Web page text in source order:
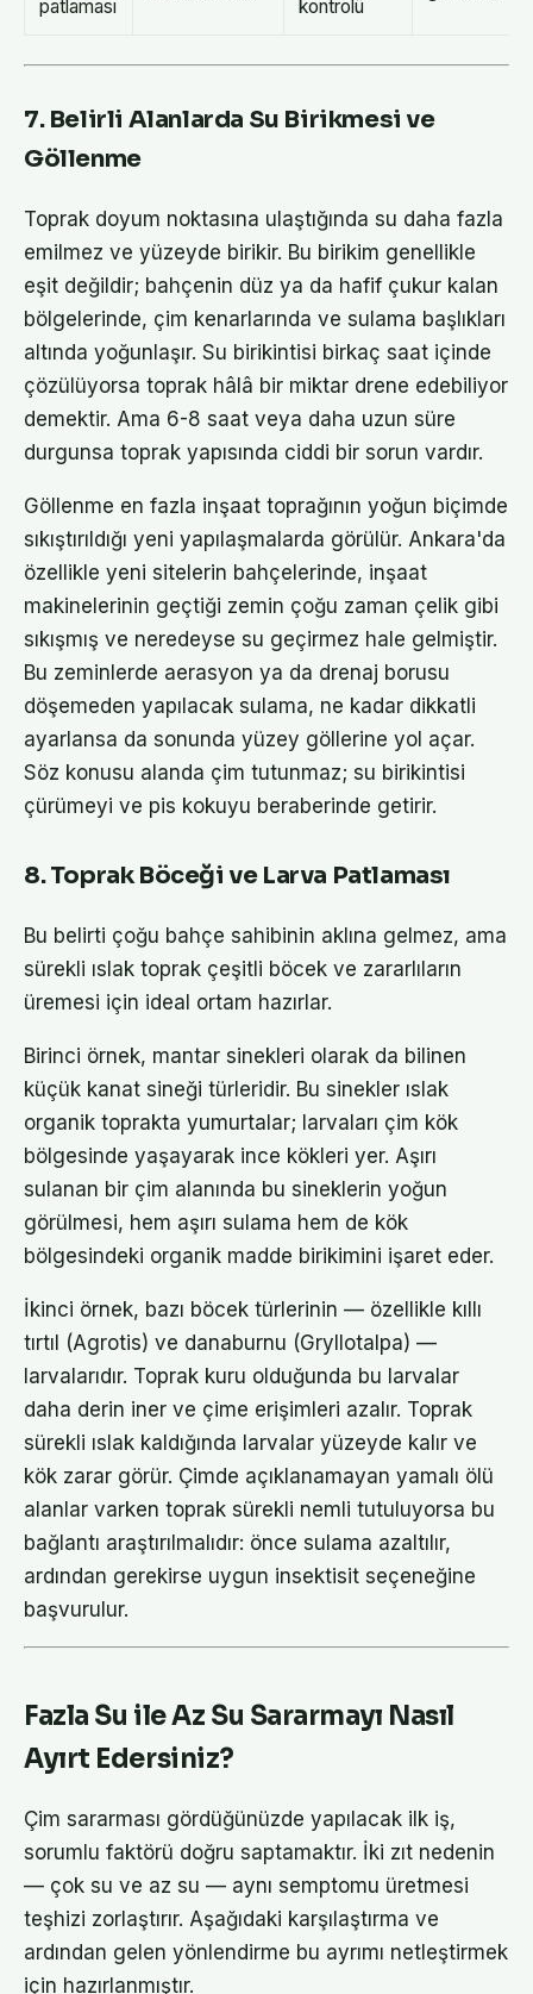
patlaması
kontrolü
7. Belirli Alanlarda Su Birikmesi ve
Göllenme
Toprak doyum noktasına ulaştığında su daha fazla
emilmez ve yüzeyde birikir. Bu birikim genellikle
eşit değildir; bahçenin düz ya da hafif çukur kalan
bölgelerinde, çim kenarlarında ve sulama başlıkları
altında yoğunlaşır. Su birikintisi birkaç saat içinde
çözülüyorsa toprak hâlâ bir miktar drene edebiliyor
demektir. Ama 6-8 saat veya daha uzun süre
durgunsa toprak yapısında ciddi bir sorun vardır.
Göllenme en fazla inşaat toprağının yoğun biçimde
sıkıştırıldığı yeni yapılaşmalarda görülür. Ankara'da
özellikle yeni sitelerin bahçelerinde, inşaat
makinelerinin geçtiği zemin çoğu zaman çelik gibi
sıkışmış ve neredeyse su geçirmez hale gelmiştir.
Bu zeminlerde aerasyon ya da drenaj borusu
döşemeden yapılacak sulama, ne kadar dikkatli
ayarlansa da sonunda yüzey göllerine yol açar.
Söz konusu alanda çim tutunmaz; su birikintisi
çürümeyi ve pis kokuyu beraberinde getirir.
8. Toprak Böceği ve Larva Patlaması
Bu belirti çoğu bahçe sahibinin aklına gelmez, ama
sürekli ıslak toprak çeşitli böcek ve zararlıların
üremesi için ideal ortam hazırlar.
Birinci örnek, mantar sinekleri olarak da bilinen
küçük kanat sineği türleridir. Bu sinekler ıslak
organik toprakta yumurtalar; larvaları çim kök
bölgesinde yaşayarak ince kökleri yer. Aşırı
sulanan bir çim alanında bu sineklerin yoğun
görülmesi, hem aşırı sulama hem de kök
bölgesindeki organik madde birikimini işaret eder.
İkinci örnek, bazı böcek türlerinin — özellikle kıllı
tırtıl (Agrotis) ve danaburnu (Gryllotalpa) —
larvalarıdır. Toprak kuru olduğunda bu larvalar
daha derin iner ve çime erişimleri azalır. Toprak
sürekli ıslak kaldığında larvalar yüzeyde kalır ve
kök zarar görür. Çimde açıklanamayan yamalı ölü
alanlar varken toprak sürekli nemli tutuluyorsa bu
bağlantı araştırılmalıdır: önce sulama azaltılır,
ardından gerekirse uygun insektisit seçeneğine
başvurulur.
Fazla Su ile Az Su Sararmayı Nasıl
Ayırt Edersiniz?
Çim sararması gördüğünüzde yapılacak ilk iş,
sorumlu faktörü doğru saptamaktır. İki zıt nedenin
— çok su ve az su — aynı semptomu üretmesi
teşhizi zorlaştırır. Aşağıdaki karşılaştırma ve
ardından gelen yönlendirme bu ayrımı netleştirmek
için hazırlanmıştır.